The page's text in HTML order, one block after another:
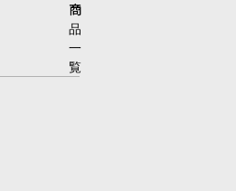
商
品
一
覧